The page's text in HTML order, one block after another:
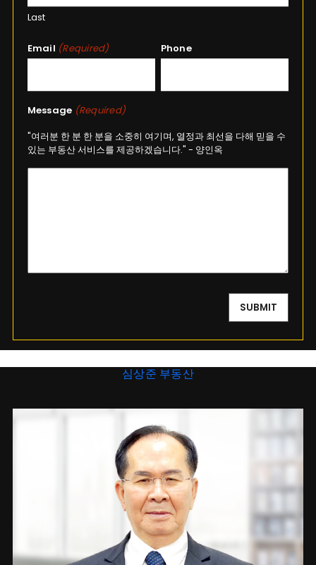
Last
Email (Required) Phone
Message (Required)
"여러분 한 분 한 분을 소중히 여기며, 열정과 최선을 다해 믿을 수
있는 부동산 서비스를 제공하겠습니다." - 양인옥
심상준 부동산